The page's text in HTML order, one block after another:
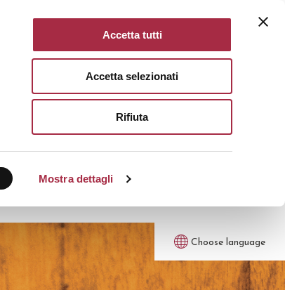
Mostra dettagli
Accetta tutti
Accetta selezionati
Rifiuta
Choose language